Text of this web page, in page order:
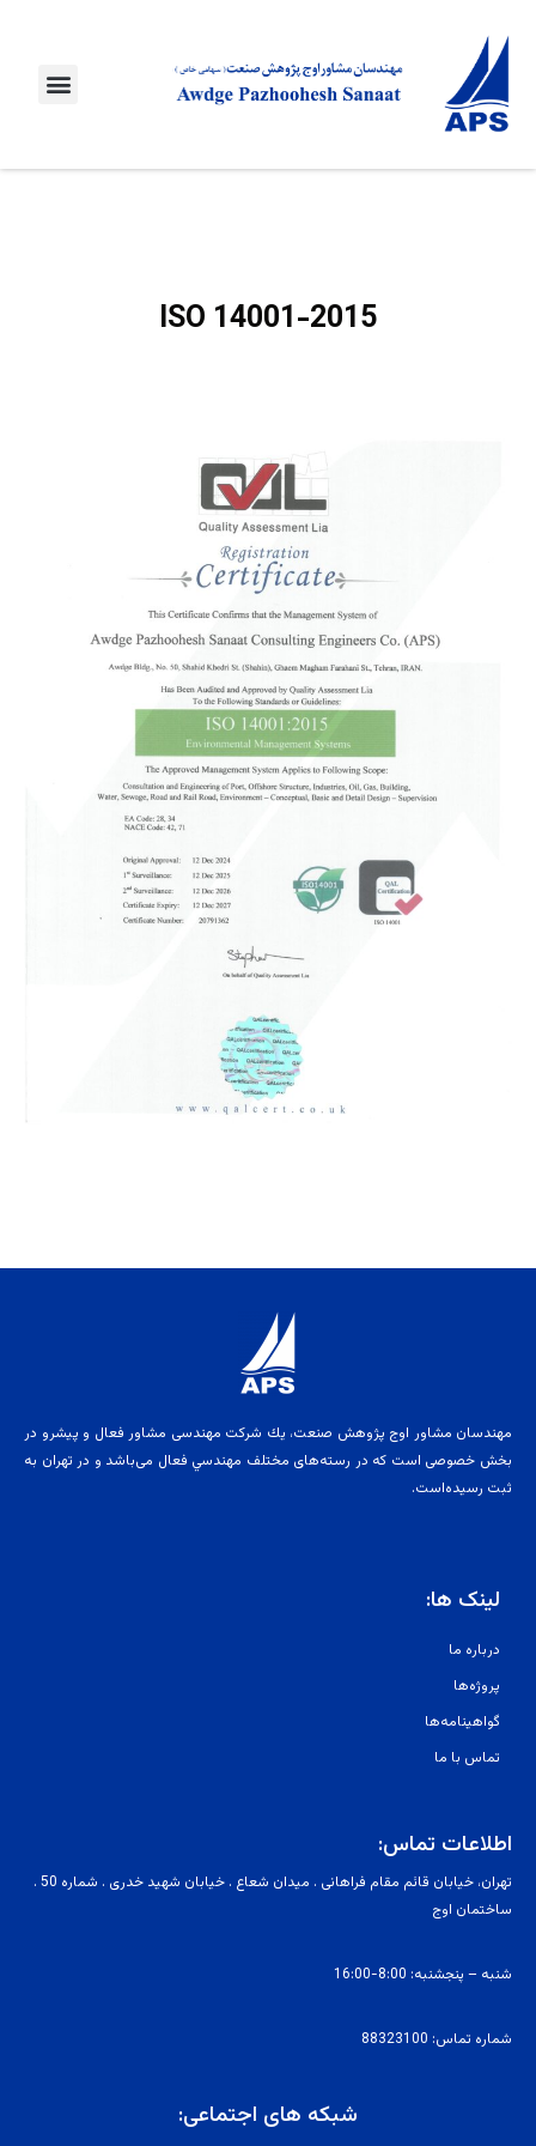
ISO 14001-2015
مهندسان مشاور اوج پژوهش صنعت، يك شركت مهندسی مشاور فعال و پيشرو در
بخش خصوصی است كه در رسته‌های مختلف مهندسي فعال می‌باشد و در تهران به
ثبت رسيده‌است.
لینک ها:
درباره ما
پروژه‌ها
گواهینامه‌ها
تماس با ما
اطلاعات تماس:
تهران، خیابان قائم
مقام فراهانی . میدان شعاع . خیابان شهید خدری . شماره 50 .
ساختمان اوج
شنبه – پنجشنبه: 8:00-16:00
شماره تماس: 88323100
شبکه های اجتماعی: